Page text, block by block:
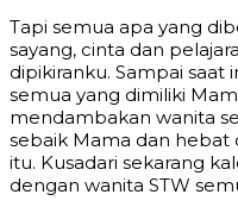
Tapi semua apa yang
sayang, cinta dan
dipikiranku. Sampai saat
semua yang dimiliki
mendambakan wanita
sebaik Mama dan hebat
itu. Kusadari sekarang
dengan wanita STW